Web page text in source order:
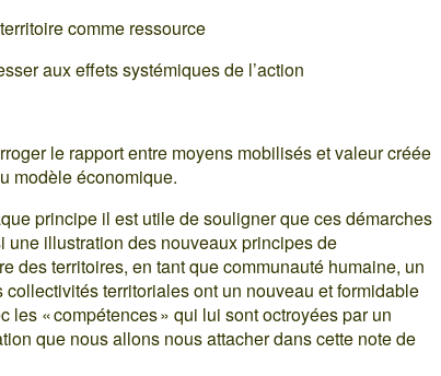
comme ressource
aux effets systémiques de l’action
le rapport entre moyens mobilisés et valeur créée
modèle économique.
principe il est utile de souligner que ces démarches
illustration des nouveaux principes de
des territoires, en tant que communauté humaine, un
territoriales ont un nouveau et formidable
les « compétences » qui lui sont octroyées par un
que nous allons nous attacher dans cette note de